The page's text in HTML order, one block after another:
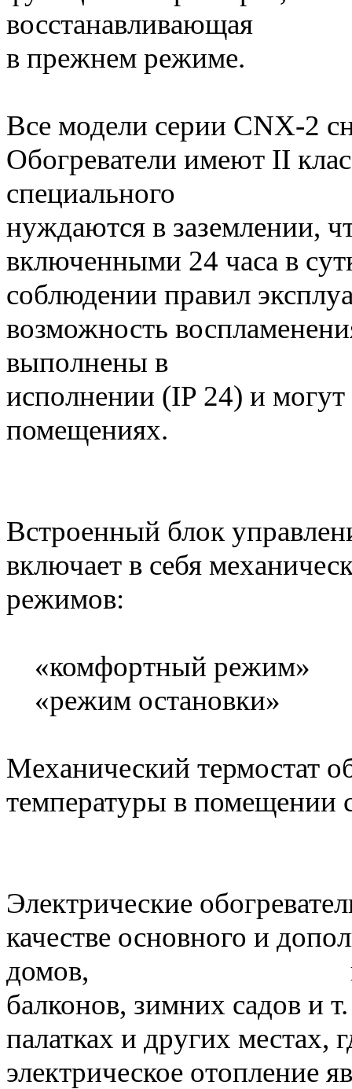
в прежнем режиме.
Все модели серии CNX-2
Обогреватели имеют II
специального
нуждаются в заземлении,
включенными 24
соблюдении правил
возможность
выполнены в
исполнении (IP 24) и
помещениях.
Встроенный блок
включает в себя
режимов:
«комфортный режим»
«режим остановки»
Механический термостат
температуры в помещении
Электрические
качестве основного и
домов, городских
балконов, зимних садов и
палатках и
электрическое отопление